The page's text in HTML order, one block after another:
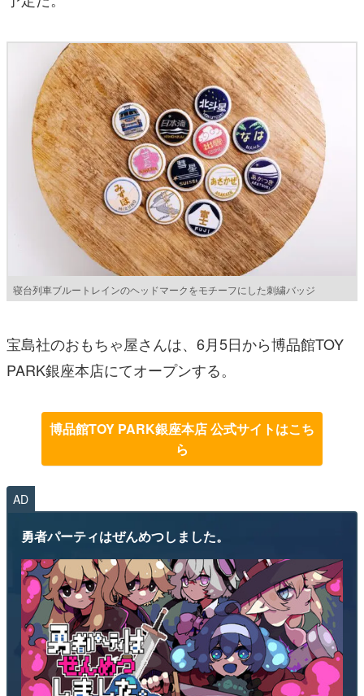
寝台列車ブルートレインのヘッドマークをモチーフにした刺繍バッジ
宝島社のおもちゃ屋さんは、6月5日から博品館TOY
PARK銀座本店にてオープンする。
博品館TOY PARK銀座本店 公式サイトはこち
ら
AD
勇者パーティはぜんめつしました。